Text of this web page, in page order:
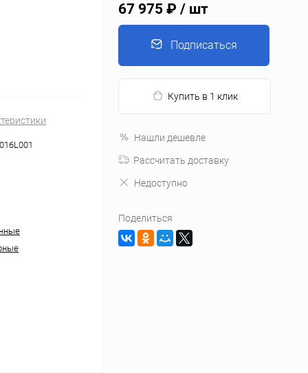
67 975 ₽ / шт
Подписаться
Купить в 1 клик
Нашли дешевле
Рассчитать доставку
Недоступно
Поделиться